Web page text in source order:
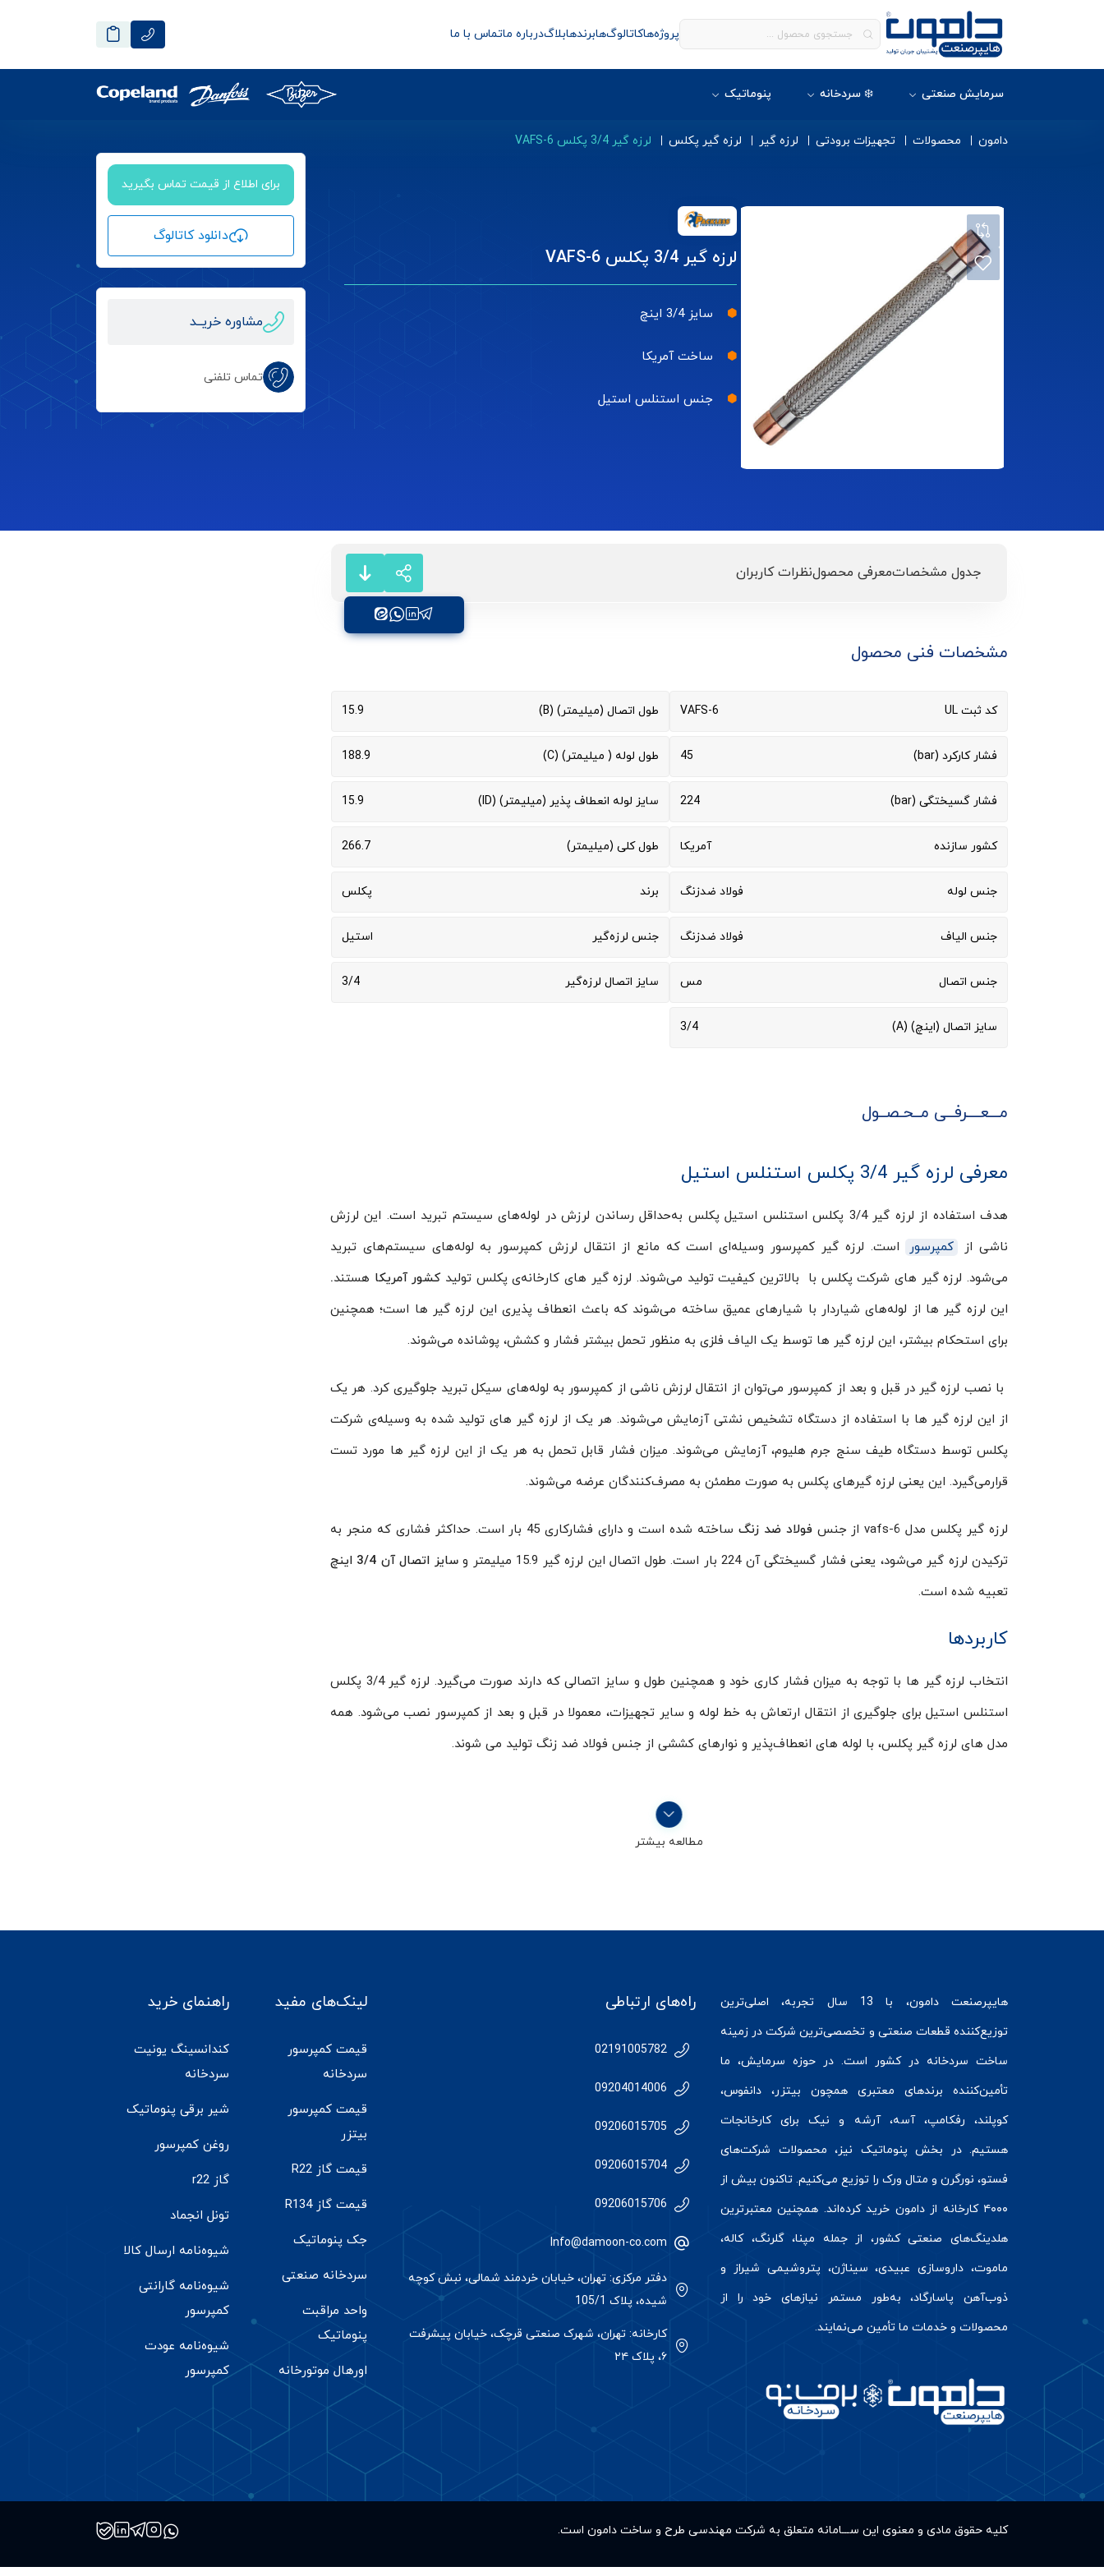
پروژه‌هاکاتالوگ‌هابرندهابلاگدرباره ماتماس با ما
سرمایش صنعتی ❄️ سردخانه پنوماتیک
دامون محصولات تجهیزات برودتی لرزه گیر لرزه گیر پکلس لرزه گیر 3/4 پکلس VAFS-6
لرزه گیر 3/4 پکلس VAFS-6
سایز 3/4 اینچ
ساخت آمریکا
جنس استنلس استیل
جدول مشخصاتمعرفی محصولنظرات کاربران
مشخصات فنی محصول
کد ثبت UL VAFS-6
فشار کارکرد (bar) 45
فشار گسیختگی (bar) 224
کشور سازنده آمریکا
جنس لوله فولاد ضدزنگ
جنس الیاف فولاد ضدزنگ
جنس اتصال مس
سایز اتصال (اینچ) (A) 3/4
طول اتصال (میلیمتر) (B) 15.9
طول لوله ( میلیمتر) (C) 188.9
سایز لوله انعطاف پذیر (میلیمتر) (ID) 15.9
طول کلی (میلیمتر) 266.7
برند پکلس
جنس لرزه‌گیر استیل
سایز اتصال لرزه‌گیر 3/4
مـــعــــرفــی مــحـصــول
معرفی لرزه گیر 3/4 پکلس استنلس استیل
هدف استفاده از لرزه گیر 3/4 پکلس استنلس استیل پکلس به‌حداقل رساندن لرزش در لوله‌های سیستم تبرید است. این لرزش
ناشی از
کمپرسور
است. لرزه گیر کمپرسور وسیله‌ای است که مانع از انتقال لرزش کمپرسور به لوله‌های سیستم‌های تبرید
می‌شود. لرزه گیر های شرکت پکلس با بالاترین کیفیت تولید می‌شوند. لرزه گیر های کارخانه‌ی پکلس تولیدکشور آمریکا هستند.
این لرزه‌ گیر ها از لوله‌‌های شیاردار با شیارهای عمیق ساخته می‌شوند که باعث انعطاف پذیری این لرزه گیر ها است؛ همچنین
برای استحکام بیشتر، این لرزه گیر ها توسط یک الیاف فلزی به منظور تحمل بیشتر فشار و کشش، پوشانده می‌شوند.
با نصب لرزه گیر در قبل و بعد از کمپرسور می‌توان از انتقال لرزش ناشی از کمپرسور به لوله‌های سیکل تبرید جلوگیری کرد. هر یک
از این لرزه گیر ها با استفاده از دستگاه تشخیص نشتی آزمایش می‌شوند. هر یک از لرزه‌ گیر های تولید شده به وسیله‌ی شرکت
پکلس توسط دستگاه طیف سنج جرم هلیوم، آزمایش می‌شوند. میزان فشار قابل تحمل به هر یک از این لرزه گیر ها مورد تست
قرارمی‌گیرد. این یعنی لرزه گیرهای پکلس به صورت مطمئن به مصرف‌کنندگان عرضه می‌شوند.
لرزه گیر پکلس مدل vafs-6 از جنس فولاد ضد زنگ
ساخته شده است و دارای فشارکاری 45 بار است. حداکثر فشاری که منجر به
ترکیدن لرزه گیر می‌شود، یعنی فشار گسیختگی آن 224 بار است. طول اتصال این لرزه گیر 15.9 میلیمتر و
سایز اتصال آن 3/4 اینچ
تعبیه ‌شده‌ است.
کاربردها
انتخاب لرزه گیر ها با توجه به میزان فشار کاری خود و همچنین طول و سایز اتصالی که دارند صورت می‌گیرد. لرزه گیر 3/4 پکلس
استنلس استیل برای جلوگیری از انتقال ارتعاش به خط لوله و سایر تجهیزات، معمولا در قبل و بعد از کمپرسور نصب می‌شود. همه
مدل های لرزه گیر پکلس، با لوله های انعطاف‌پذیر و نوارهای کششی از جنس فولاد ضد زنگ تولید می شوند.
مطالعه بیشتر
برای اطلاع از قیمت تماس بگیرید
دانلود کاتالوگ
مشاوره خریــد
تماس تلفنی
هایپرصنعت
دامون، با 13 سال تجربه، اصلی‌ترین
توزیع‌کننده قطعات صنعتی و تخصصی‌ترین شرکت در زمینه
ساخت سردخانه در کشور است. در حوزه سرمایش، ما
تأمین‌کننده برندهای معتبری همچون بیتزر، دانفوس،
کوپلند، رفکامپ، آسه، آرشه و نیک برای کارخانجات
هستیم. در بخش پنوماتیک نیز، محصولات شرکت‌های
فستو، نورگرن و متال ورک را توزیع می‌کنیم. تاکنون بیش از
۴۰۰۰ کارخانه از دامون خرید کرده‌اند. همچنین معتبرترین
هلدینگ‌های صنعتی کشور، از جمله مپنا، گلرنگ، کاله،
ماموت، داروسازی عبیدی، سیناژن، پتروشیمی شیراز و
ذوب‌آهن پاسارگاد، به‌طور مستمر نیازهای خود را از
محصولات و خدمات ما تأمین می‌نمایند.
راه‌های ارتباطی
02191005782
09204014006
09206015705
09206015704
09206015706
Info@damoon-co.com
دفتر مرکزی: تهران، خیابان خردمند شمالی، نبش کوچه
شیده، پلاک 105/1
کارخانه: تهران، شهرک صنعتی قرچک، خیابان پیشرفت
۶، پلاک ۲۴
لینک‌های مفید
قیمت کمپرسور
سردخانه
قیمت کمپرسور
بیتزر
قیمت گاز R22
قیمت گاز R134
جک پنوماتیک
سردخانه صنعتی
واحد مراقبت
پنوماتیک
اورهال موتورخانه
راهنمای خرید
کندانسینگ یونیت
سردخانه
شیر برقی پنوماتیک
روغن کمپرسور
گاز r22
تونل انجماد
شیوه‌نامه ارسال کالا
شیوه‌نامه گارانتی
کمپرسور
شیوه‌نامه عودت
کمپرسور
کلیه حقوق مادى و معنوى این ســـامانه متعلق به شرکت مهندسی طرح و ساخت دامون است.